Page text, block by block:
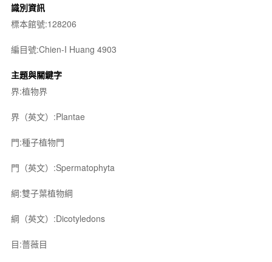
識別資訊
標本館號:128206
編目號:Chien-I Huang 4903
主題與關鍵字
界:植物界
界（英文）:Plantae
門:種子植物門
門（英文）:Spermatophyta
綱:雙子葉植物綱
綱（英文）:Dicotyledons
目:薔薇目